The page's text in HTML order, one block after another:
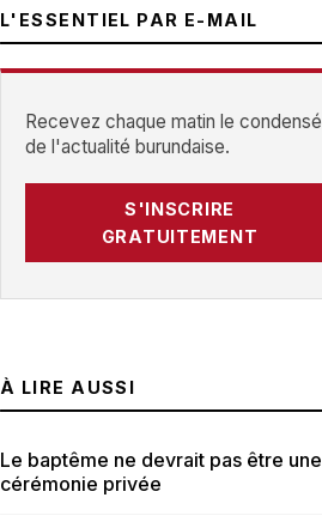
L'ESSENTIEL PAR E-MAIL
Recevez chaque matin le condensé
de l'actualité burundaise.
S'INSCRIRE
GRATUITEMENT
À LIRE AUSSI
Le baptême ne devrait pas être une
cérémonie privée